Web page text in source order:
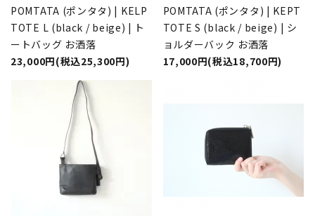
POMTATA (ポンタタ) | KELP
TOTE L (black / beige) | ト
ートバッグ お洒落
23,000円(税込25,300円)
POMTATA (ポンタタ) | KEPT
TOTE S (black / beige) | シ
ョルダーバック お洒落
17,000円(税込18,700円)